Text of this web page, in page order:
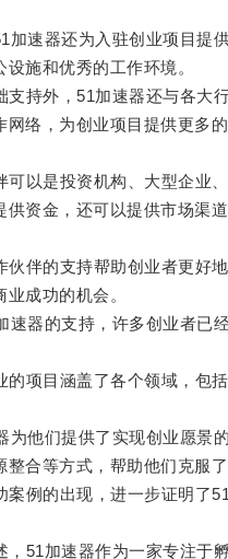
速器还为入驻创业项目提供
设施和优秀的工作环境。
持外，51加速器还与各大行
网络，为创业项目提供更多
以是投资机构、大型企业、
供资金，还可以提供市场渠
伴的支持帮助创业者更好地
成功的机会。
器的支持，许多创业者已经
目涵盖了各个领域，包括
他们提供了实现创业愿景的
整合等方式，帮助他们克服了
例的出现，进一步证明了51
51加速器作为一家专注于孵